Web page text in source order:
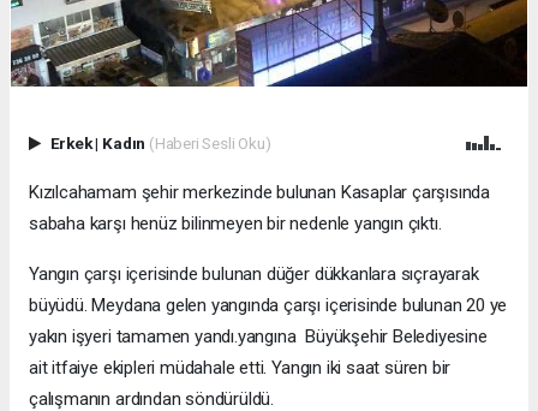
Erkek| Kadın (Haberi Sesli Oku)
Kızılcahamam şehir merkezinde bulunan Kasaplar çarşısında
sabaha karşı henüz bilinmeyen bir nedenle yangın çıktı.
Yangın çarşı içerisinde bulunan düğer dükkanlara sıçrayarak
büyüdü. Meydana gelen yangında çarşı içerisinde bulunan 20 ye
yakın işyeri tamamen yandı.yangına Büyükşehir Belediyesine
ait itfaiye ekipleri müdahale etti. Yangın iki saat süren bir
çalışmanın ardından söndürüldü.